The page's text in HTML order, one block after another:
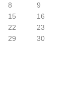
8
9
15
16
22
23
29
30